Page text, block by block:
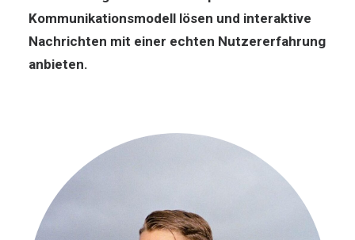
Kommunikationsmodell lösen und interaktive
Nachrichten mit einer echten Nutzererfahrung
anbieten.